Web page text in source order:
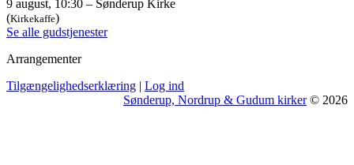
9 august, 10:30 – Sønderup Kirke
(Kirkekaffe)
Se alle gudstjenester
Arrangementer
Tilgængelighedserklæring | Log ind
Sønderup, Nordrup & Gudum kirker© 2026